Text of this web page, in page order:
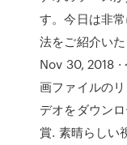
す。今日は非
法をご紹介い
Nov 30, 2018
画ファイルの
デオをダウン
賞. 素晴らしい